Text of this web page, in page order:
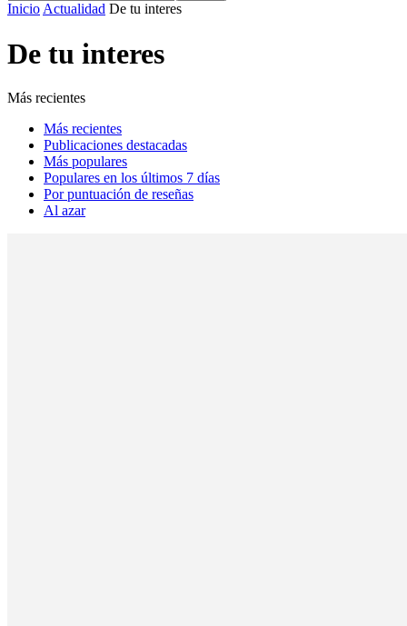
Inicio Actualidad De tu interes
De tu interes
Más recientes
Más recientes
Publicaciones destacadas
Más populares
Populares en los últimos 7 días
Por puntuación de reseñas
Al azar